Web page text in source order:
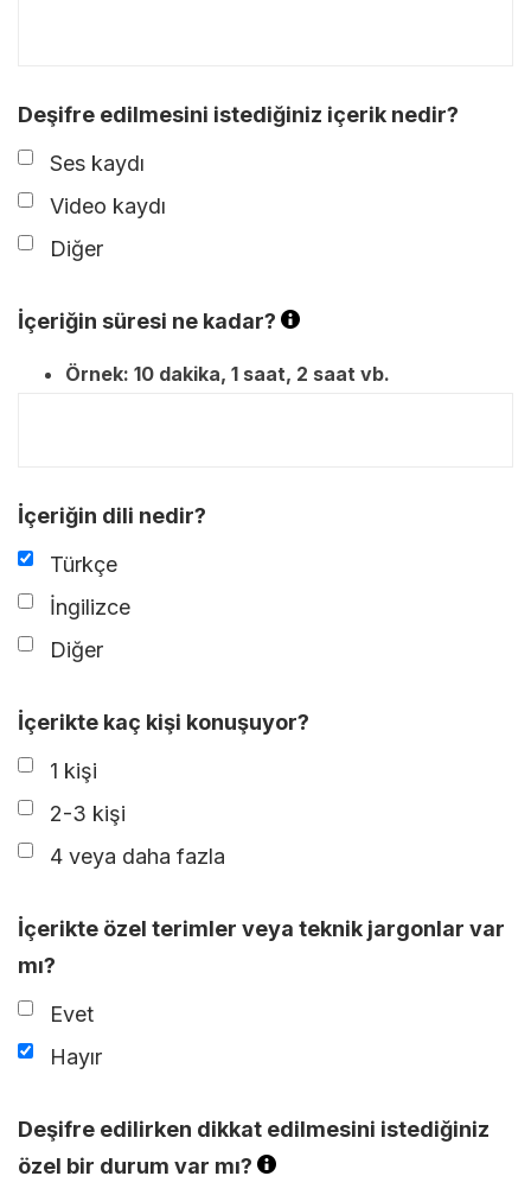
Deşifre edilmesini istediğiniz içerik nedir?
Ses kaydı
Video kaydı
Diğer
İçeriğin süresi ne kadar?
Örnek: 10 dakika, 1 saat, 2 saat vb.
İçeriğin dili nedir?
Türkçe
İngilizce
Diğer
İçerikte kaç kişi konuşuyor?
1 kişi
2-3 kişi
4 veya daha fazla
İçerikte özel terimler veya teknik jargonlar var
mı?
Evet
Hayır
Deşifre edilirken dikkat edilmesini istediğiniz
özel bir durum var mı?